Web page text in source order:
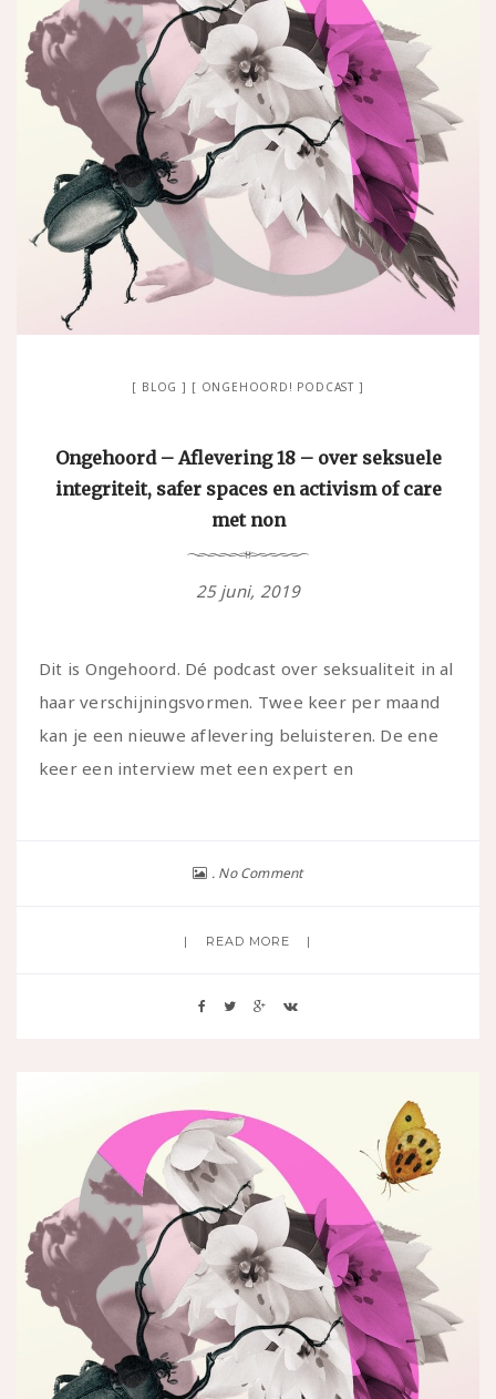
BLOG ONGEHOORD! PODCAST
Ongehoord – Aflevering 18 – over seksuele
integriteit, safer spaces en activism of care
met non
25 juni, 2019
Dit is Ongehoord. Dé podcast over seksualiteit in al
haar verschijningsvormen. Twee keer per maand
kan je een nieuwe aflevering beluisteren. De ene
keer een interview met een expert en
No Comment
READ MORE